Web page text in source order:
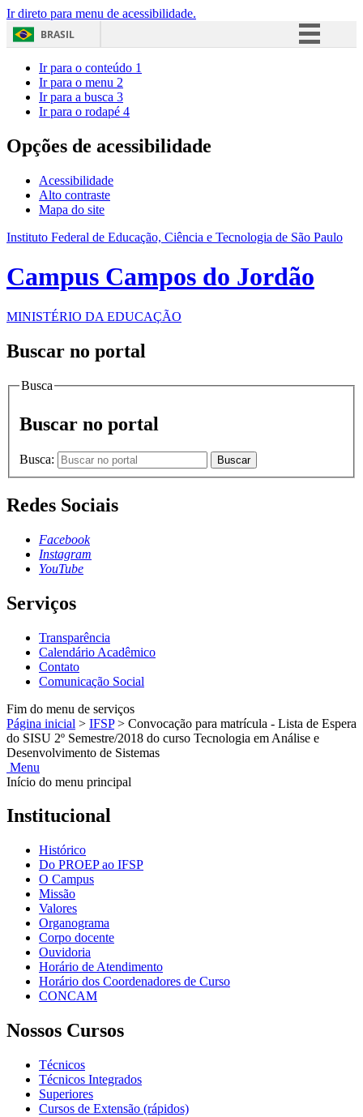
Ir direto para menu de acessibilidade.
BRASIL
Acesso à informação
Ir para o conteúdo 1
Ir para o menu 2
Ir para a busca 3
Ir para o rodapé 4
Opções de acessibilidade
Acessibilidade
Alto contraste
Mapa do site
Instituto Federal de Educação, Ciência e Tecnologia de São Paulo
Campus Campos do Jordão
MINISTÉRIO DA EDUCAÇÃO
Buscar no portal
Busca
Buscar no portal
Busca: Buscar
Redes Sociais
Facebook
Instagram
YouTube
Serviços
Transparência
Calendário Acadêmico
Contato
Comunicação Social
Fim do menu de serviços
Página inicial > IFSP > Convocação para matrícula - Lista de Espera
do SISU 2º Semestre/2018 do curso Tecnologia em Análise e
Desenvolvimento de Sistemas
Menu
Início do menu principal
Institucional
Histórico
Do PROEP ao IFSP
O Campus
Missão
Valores
Organograma
Corpo docente
Ouvidoria
Horário de Atendimento
Horário dos Coordenadores de Curso
CONCAM
Nossos Cursos
Técnicos
Técnicos Integrados
Superiores
Cursos de Extensão (rápidos)